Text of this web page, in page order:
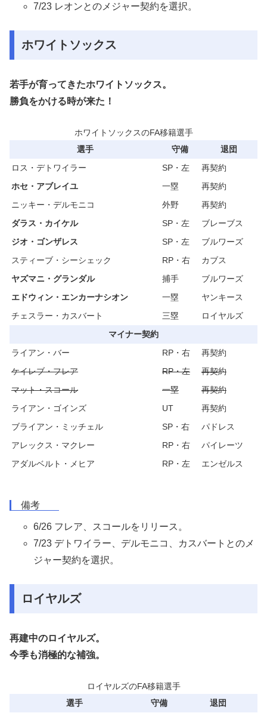
7/23 レオンとのメジャー契約を選択。
ホワイトソックス
若手が育ってきたホワイトソックス。
勝負をかける時が来た！
ホワイトソックスのFA移籍選手
選手
守備
退団
ロス・デトワイラー
SP・左
再契約
ホセ・アブレイユ
一塁
再契約
ニッキー・デルモニコ
外野
再契約
ダラス・カイケル
SP・左
ブレーブス
ジオ・ゴンザレス
SP・左
ブルワーズ
スティーブ・シーシェック
RP・右
カブス
ヤズマニ・グランダル
捕手
ブルワーズ
エドウィン・エンカーナシオン
一塁
ヤンキース
チェスラー・カスバート
三塁
ロイヤルズ
マイナー契約
ライアン・バー
RP・右
再契約
ケイレブ・フレア
RP・左
再契約
マット・スコール
一塁
再契約
ライアン・ゴインズ
UT
再契約
ブライアン・ミッチェル
SP・右
パドレス
アレックス・マクレー
RP・右
パイレーツ
アダルベルト・メヒア
RP・左 エンゼルス
備考
6/26 フレア、スコールをリリース。
7/23 デトワイラー、デルモニコ、カスバートとのメ
ジャー契約を選択。
ロイヤルズ
再建中のロイヤルズ。
今季も消極的な補強。
ロイヤルズのFA移籍選手
選手
守備
退団